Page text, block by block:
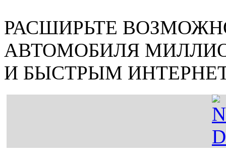
РАСШИРЬТЕ
АВТОМОБИЛЯ
И БЫСТРЫМ